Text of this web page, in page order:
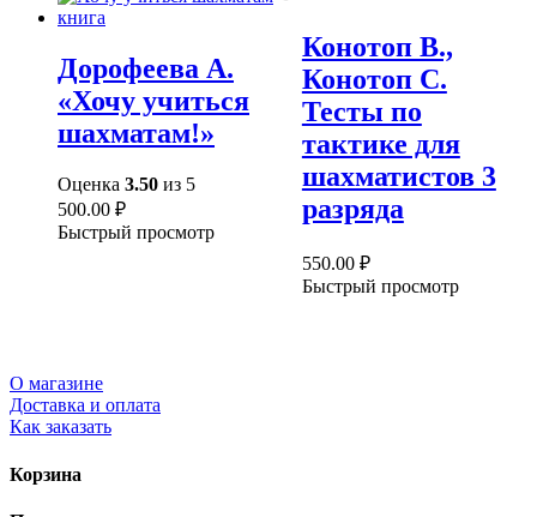
Дорофеева А.
«Хочу учиться
шахматам!»
Оценка 3.50 из 5
500.00 ₽
Быстрый просмотр
Конотоп В.,
Конотоп С.
Тесты по
тактике для
шахматистов 3
разряда
550.00 ₽
Быстрый просмотр
О магазине
Доставка и оплата
Как заказать
Корзина